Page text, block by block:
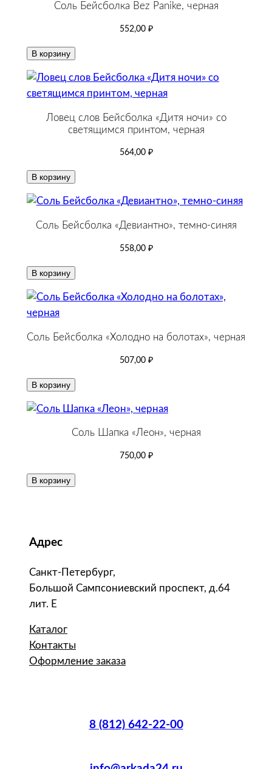
Соль Бейсболка Bez Panike, черная
552,00 ₽
В корзину
Ловец слов Бейсболка «Дитя ночи» со
светящимся принтом, черная
564,00 ₽
В корзину
Соль Бейсболка «Девиантно», темно-синяя
558,00 ₽
В корзину
Соль Бейсболка «Холодно на болотах», черная
507,00 ₽
В корзину
Соль Шапка «Леон», черная
750,00 ₽
В корзину
Адрес
Санкт-Петербург,
Большой Сампсониевский проспект, д.64
лит. Е
Каталог
Контакты
Оформление заказа
8 (812) 642-22-00